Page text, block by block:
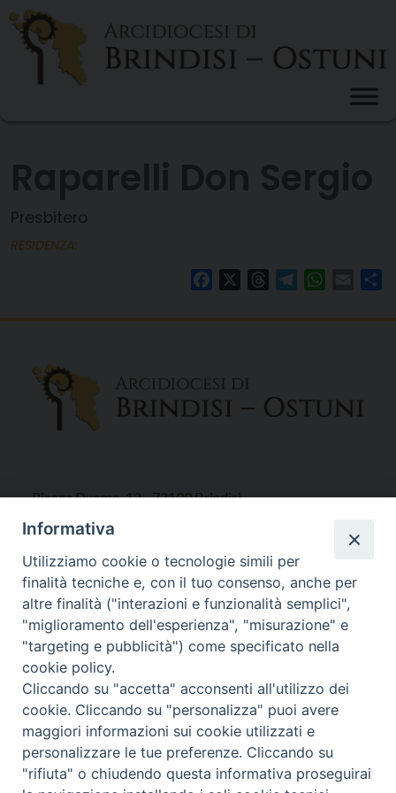
Skip
content
Presbitero
RESIDENZA:
FacebookThreadsTelegram Email
Piazza Duomo, 12 - 72100 Brindisi
Tel 0831.521958
Fax 0831.528315
Orari Curia
Mar. / Mer. / Giov. ore 9 - 13
nei mesi estivi solo Martedì ore 9 - 13
WebMail
Informativa
Utilizziamo cookie o tecnologie simili per
finalità tecniche e, con il tuo consenso, anche per
altre finalità ("interazioni e funzionalità semplici",
"miglioramento dell'esperienza", "misurazione" e
"targeting e pubblicità") come specificato nella
cookie policy.
Cliccando su "accetta" acconsenti all'utilizzo dei
cookie. Cliccando su "personalizza" puoi avere
maggiori informazioni sui cookie utilizzati e
personalizzare le tue preferenze. Cliccando su
"rifiuta" o chiudendo questa informativa proseguirai